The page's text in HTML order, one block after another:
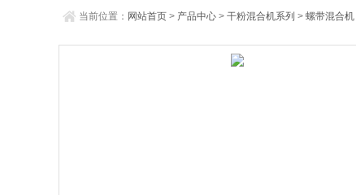
当前位置： 网站首页 > 产品中心 > 干粉混合机系列 > 螺带混合机